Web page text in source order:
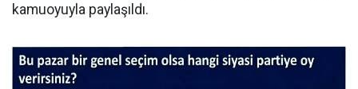
kamuoyuyla paylaşıldı.